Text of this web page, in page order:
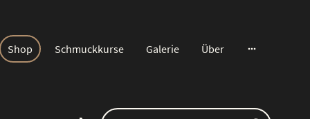
Shop Schmuckkurse Galerie Über